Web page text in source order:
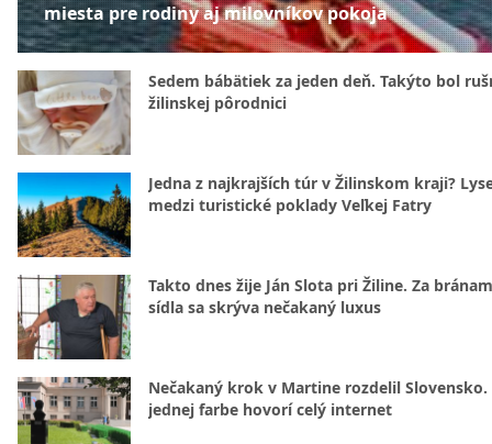
miesta pre rodiny aj milovníkov pokoja
Sedem bábätiek za jeden deň. Takýto bol
žilinskej pôrodnici
Jedna z najkrajších túr v Žilinskom kraji?
medzi turistické poklady Veľkej Fatry
Takto dnes žije Ján Slota pri Žiline. Za
sídla sa skrýva nečakaný luxus
Nečakaný krok v Martine rozdelil Slovensko.
jednej farbe hovorí celý internet